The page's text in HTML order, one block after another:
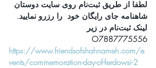
لطفا از طریق ثبت‌نام روی سایت دوستان
شاهنامه جای رایگان خود  را رزرو نمایید.
لینک ثبت‌نام در زیر
O7887775556
https://www.friendsofshahnameh.com/e
vents/commemoration-day-of-ferdowsi-2